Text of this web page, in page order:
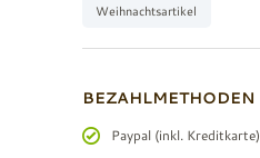
Weihnachtsartikel
BEZAHLMETHODEN
Paypal (inkl. Kreditkarte)